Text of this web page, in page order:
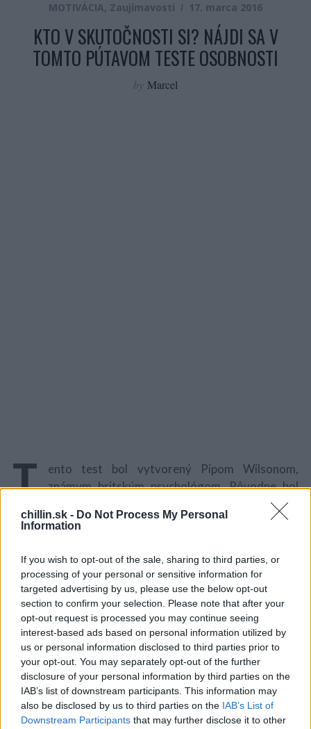
chillin.sk - Do Not Process My Personal
Information
If you wish to opt-out of the sale, sharing to third parties, or
processing of your personal or sensitive information for
targeted advertising by us, please use the below opt-out
section to confirm your selection. Please note that after your
opt-out request is processed you may continue seeing
interest-based ads based on personal information utilized by
us or personal information disclosed to third parties prior to
your opt-out. You may separately opt-out of the further
disclosure of your personal information by third parties on the
IAB’s list of downstream participants. This information may
also be disclosed by us to third parties on the IAB’s List of
Downstream Participants that may further disclose it to other
MOTIVÁCIA, Zaujímavosti 17. marca 2016
KTO V SKUTOČNOSTI SI? NÁJDI SA V
TOMTO PÚTAVOM TESTE OSOBNOSTI
by Marcel
T
ento test bol vytvorený Pipom Wilsonom,
známym britským psychológom. Pôvodne bol
vytvorený pre študentov základnej školy, aby
videli, ako tvrdo na sebe pracovali v prvých troch
pre dospelých. Tento test pomáha určiť skutočný a
žiaduci emocionálny stav a dokonca si uvedomiť, aké je
vaše sociálne postavenie. Tím Bright side vytvoril test,
ktorý nás dokáže milo prekvapiť svojimi výsledkami.
a
r
c
h
f
o
r
: